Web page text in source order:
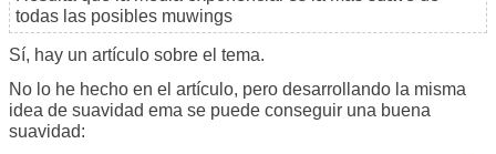
todas las posibles muwings
Sí, hay un artículo sobre el tema.
No lo he hecho en el artículo, pero desarrollando la misma
idea de suavidad ema se puede conseguir una buena
suavidad: